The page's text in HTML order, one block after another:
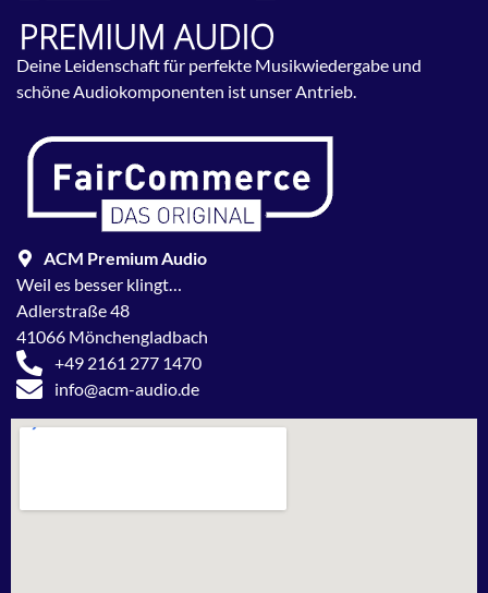
Deine Leidenschaft für perfekte Musikwiedergabe und
schöne Audiokomponenten ist unser Antrieb.
ACM Premium Audio
Weil es besser klingt…
Adlerstraße 48
41066 Mönchengladbach
+49 2161 277 1470
info@acm-audio.de